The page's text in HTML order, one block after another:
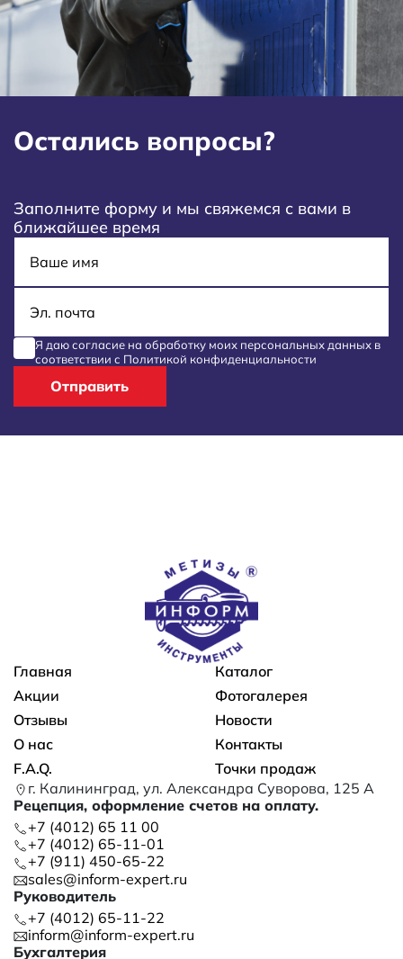
Остались вопросы?
Заполните форму и мы свяжемся с вами в
ближайшее время
Я даю согласие на обработку моих персональных данных в
соответствии с Политикой конфиденциальности
Отправить
Основная навигация
Главная
Каталог
Акции
Фотогалерея
Отзывы
Новости
О нас
Контакты
F.A.Q.
Точки продаж
г. Калининград, ул. Александра Суворова, 125 А
Рецепция, оформление счетов на оплату.
+7 (4012) 65 11 00
+7 (4012) 65-11-01
+7 (911) 450-65-22
sales@inform-expert.ru
Руководитель
+7 (4012) 65-11-22
inform@inform-expert.ru
Бухгалтерия